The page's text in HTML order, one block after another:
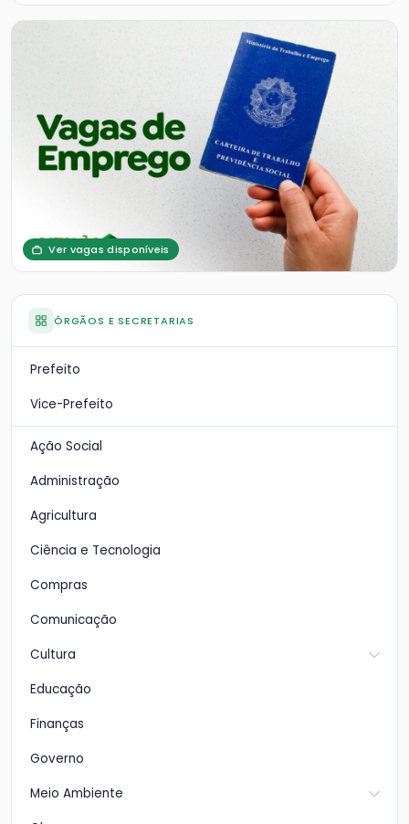
Ver vagas disponíveis
ÓRGÃOS E SECRETARIAS
Prefeito
Vice-Prefeito
Ação Social
Administração
Agricultura
Ciência e Tecnologia
Compras
Comunicação
Cultura
Educação
Finanças
Governo
Meio Ambiente